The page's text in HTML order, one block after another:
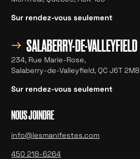
Sur rendez-vous seulement
→ SALABERRY-DE-VALLEYFIELD
234, Rue Marie-Rose,
Salaberry-de-Valleyfield, QC J6T 2M8
Sur rendez-vous seulement
NOUS JOINDRE
info@lesmanifestes.com
450 218-6264